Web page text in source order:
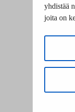
yhdistää
joita on